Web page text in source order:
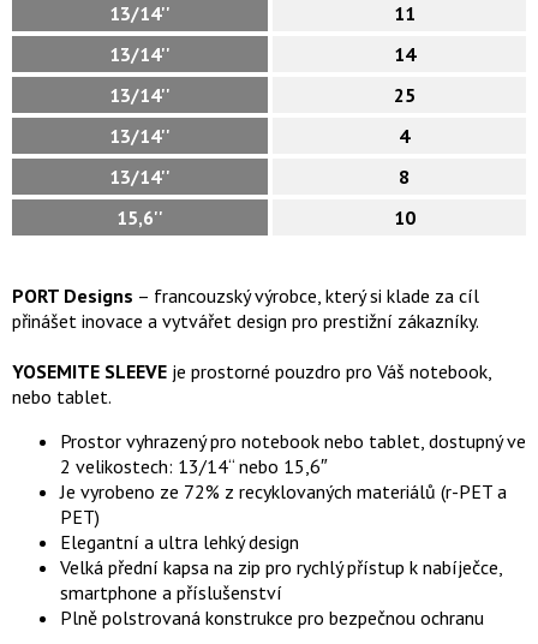
13/14''
11
13/14''
14
13/14''
25
13/14''
4
13/14''
8
15,6''
10
PORT Designs – francouzský výrobce, který si klade za cíl
přinášet inovace a vytvářet design pro prestižní zákazníky.
YOSEMITE SLEEVE je prostorné pouzdro pro Váš notebook,
nebo tablet.
Prostor vyhrazený pro notebook nebo tablet, dostupný ve
2 velikostech: 13/14“ nebo 15,6″
Je vyrobeno ze 72% z recyklovaných materiálů (r-PET a
PET)
Elegantní a ultra lehký design
Velká přední kapsa na zip pro rychlý přístup k nabíječce,
smartphone a příslušenství
Plně polstrovaná konstrukce pro bezpečnou ochranu